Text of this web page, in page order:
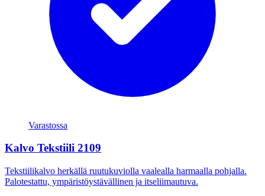
Varastossa
Kalvo Tekstiili 2109
Tekstiilikalvo herkällä ruutukuviolla vaalealla harmaalla pohjalla.
Palotestattu, ympäristöystävällinen ja itseliimautuva.